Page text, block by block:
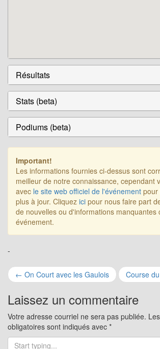
Résultats
Stats (beta)
Podiums (beta)
Important!
Les informations fournies ci-dessus sont
meilleur de notre connaissance, cependant
avec le site web officiel de l'événement pour
plus à jour. Cliquez ici pour nous faire part
de nouvelles ou d'informations manquantes
événement.
-
Navigation
pour
les
articles
← On Court avec les Gaulois Course
Laissez un commentaire
Votre adresse courriel ne sera pas publiée.
obligatoires sont indiqués avec *